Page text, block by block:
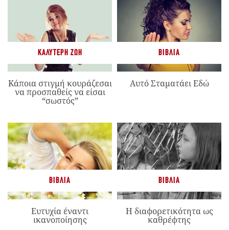
ΚΑΛΎΤΕΡΗ ΖΩΉ
Κάποια στιγμή κουράζεσαι
να προσπαθείς να είσαι
“σωστός”
ΒΙΒΛΊΑ
Αυτό Σταματάει Εδώ
ΒΙΒΛΊΑ
Ευτυχία έναντι
ικανοποίησης
ΒΙΒΛΊΑ
Η διαφορετικότητα ως
καθρέφτης